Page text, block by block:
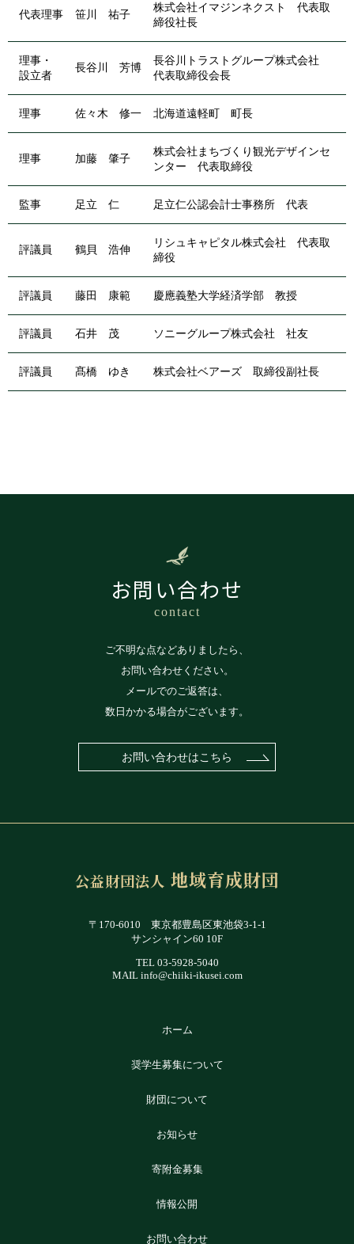
代表理事 笹川 祐子
株式会社イマジンネクスト 代表取
締役社長
理事・
設立者
長谷川 芳博
長谷川トラストグループ株式会社
代表取締役会長
理事 佐々木 修一 北海道遠軽町 町長
理事 加藤 肇子
株式会社まちづくり観光デザインセ
ンター 代表取締役
監事 足立 仁 足立仁公認会計士事務所 代表
評議員 鶴貝 浩伸
リシュキャピタル株式会社 代表取
締役
評議員 藤田 康範 慶應義塾大学経済学部 教授
評議員 石井 茂 ソニーグループ株式会社 社友
評議員 髙橋 ゆき 株式会社ベアーズ 取締役副社長
お問い合わせ
contact
ご不明な点などありましたら、
お問い合わせください。
メールでのご返答は、
数日かかる場合がございます。
お問い合わせはこちら
公益財団法人 地域育成財団
〒170-6010 東京都豊島区東池袋3-1-1
サンシャイン60 10F
TEL 03-5928-5040
MAIL info@chiiki-ikusei.com
ホーム
奨学生募集について
財団について
お知らせ
寄附金募集
情報公開
お問い合わせ